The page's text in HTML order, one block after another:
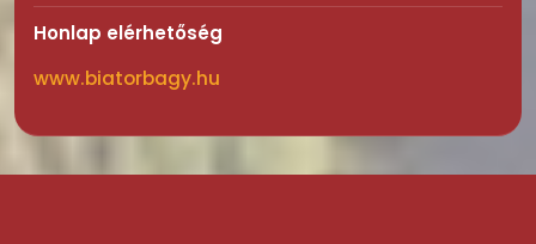
Honlap elérhetőség
www.biatorbagy.hu